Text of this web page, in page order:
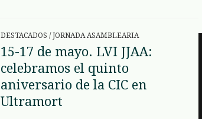
DESTACADOS / JORNADA ASAMBLEARIA
15-17 de mayo. LVI JJAA:
celebramos el quinto
aniversario de la CIC en
Ultramort